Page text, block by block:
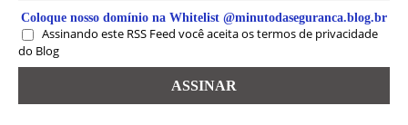
Coloque nosso domínio na Whitelist @minutodaseguranca.blog.br
Assinando este RSS Feed você aceita os termos de privacidade
do Blog